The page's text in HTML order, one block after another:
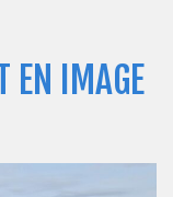
EN IMAGE